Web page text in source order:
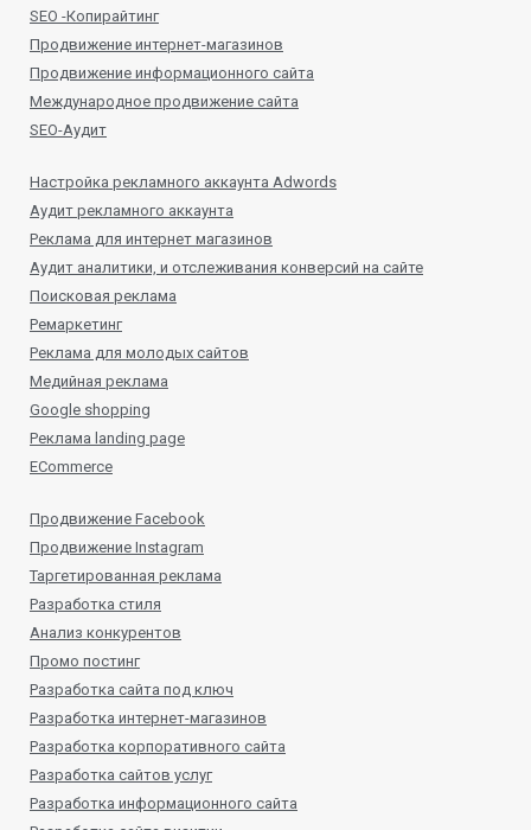
SEO -Копирайтинг
Продвижение интернет-магазинов
Продвижение информационного сайта
Международное продвижение сайта
SEO-Аудит
Настройка рекламного аккаунта Adwords
Аудит рекламного аккаунта
Реклама для интернет магазинов
Аудит аналитики, и отслеживания конверсий на сайте
Поисковая реклама
Ремаркетинг
Реклама для молодых сайтов
Медийная реклама
Google shopping
Реклама landing page
ECommerce
Продвижение Facebook
Продвижение Instagram
Таргетированная реклама
Разработка стиля
Анализ конкурентов
Промо постинг
Разработка сайта под ключ
Разработка интернет-магазинов
Разработка корпоративного сайта
Разработка сайтов услуг
Разработка информационного сайта